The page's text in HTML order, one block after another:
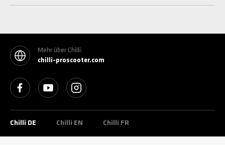
Mehr über Chilli:
chilli-proscooter.com
See our FacebookSee our YouTube channel
See our Instagram
Chilli DE Chilli EN Chilli FR